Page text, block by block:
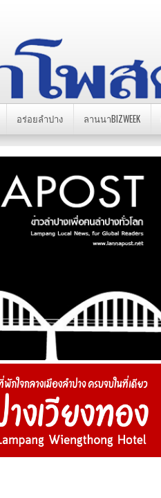
อร่อยลำปาง ลานนาBIZWEEK